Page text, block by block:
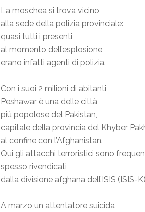
La moschea si trova vicino
alla sede della polizia provinciale:
quasi tutti i presenti
al momento dell’esplosione
erano infatti agenti di polizia.
Con i suoi 2 milioni di abitanti,
Peshawar è una delle città
più popolose del Pakistan,
capitale della provincia del Khyber
al confine con l’Afghanistan.
Qui gli attacchi terroristici sono
spesso rivendicati
dalla divisione afghana dell’ISIS (ISIS-
A marzo un attentatore suicida